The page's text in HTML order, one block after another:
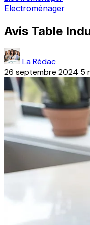
Electroménager
Avis Table
La Rédac
26 septembre 2024 5